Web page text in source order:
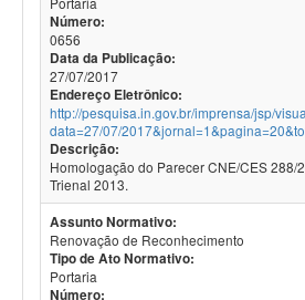
Número:
0656
Data da Publicação:
27/07/2017
Endereço Eletrônico:
http://pesquisa.in.gov.br/imprensa/jsp/
data=27/07/
Descrição:
Homologação do Parecer CNE/CES 288/
Trienal 2013.
Assunto Normativo:
Renovação de Reconhecimento
Tipo de Ato Normativo:
Portaria
Número: